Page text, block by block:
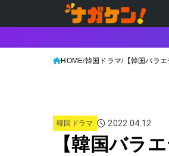
HOME 韓国ドラマ 【韓国バラ
韓国ドラマ 2022.04.12
【韓国バラ